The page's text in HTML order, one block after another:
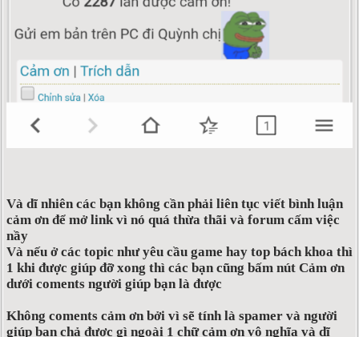
Và dĩ nhiên các bạn không cần phải liên tục viết bình luận
cảm ơn để mở link vì nó quá thừa thãi và forum cấm việc
nầy
Và nếu ở các topic như yêu cầu game hay top bách khoa thì
1 khi được giúp đỡ xong thì các bạn cũng bấm nút Cảm ơn
dưới coments người giúp bạn là được
Không coments cảm ơn bởi vì sẽ tính là spamer và người
giúp bạn chả được gì ngoài 1 chữ cảm ơn vô nghĩa và dĩ